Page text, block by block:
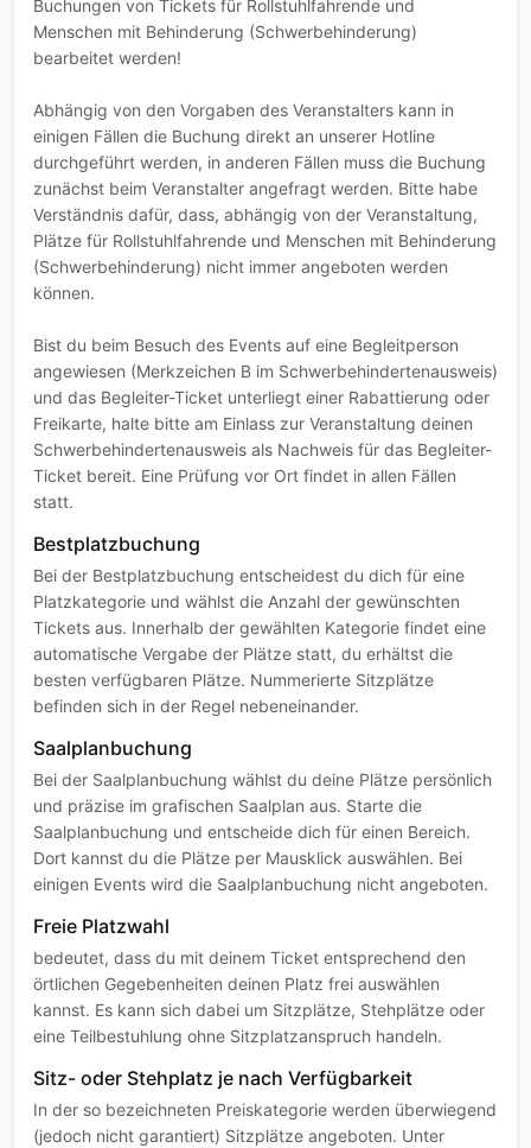
Buchungen von Tickets für Rollstuhlfahrende und
Menschen mit Behinderung (Schwerbehinderung)
bearbeitet werden!
Abhängig von den Vorgaben des Veranstalters kann in
einigen Fällen die Buchung direkt an unserer Hotline
durchgeführt werden, in anderen Fällen muss die Buchung
zunächst beim Veranstalter angefragt werden. Bitte habe
Verständnis dafür, dass, abhängig von der Veranstaltung,
Plätze für Rollstuhlfahrende und Menschen mit Behinderung
(Schwerbehinderung) nicht immer angeboten werden
können.
Bist du beim Besuch des Events auf eine Begleitperson
angewiesen (Merkzeichen B im Schwerbehindertenausweis)
und das Begleiter-Ticket unterliegt einer Rabattierung oder
Freikarte, halte bitte am Einlass zur Veranstaltung deinen
Schwerbehindertenausweis als Nachweis für das Begleiter-
Ticket bereit. Eine Prüfung vor Ort findet in allen Fällen
statt.
Bestplatzbuchung
Bei der Bestplatzbuchung entscheidest du dich für eine
Platzkategorie und wählst die Anzahl der gewünschten
Tickets aus. Innerhalb der gewählten Kategorie findet eine
automatische Vergabe der Plätze statt, du erhältst die
besten verfügbaren Plätze. Nummerierte Sitzplätze
befinden sich in der Regel nebeneinander.
Saalplanbuchung
Bei der Saalplanbuchung wählst du deine Plätze persönlich
und präzise im grafischen Saalplan aus. Starte die
Saalplanbuchung und entscheide dich für einen Bereich.
Dort kannst du die Plätze per Mausklick auswählen. Bei
einigen Events wird die Saalplanbuchung nicht angeboten.
Freie Platzwahl
bedeutet, dass du mit deinem Ticket entsprechend den
örtlichen Gegebenheiten deinen Platz frei auswählen
kannst. Es kann sich dabei um Sitzplätze, Stehplätze oder
eine Teilbestuhlung ohne Sitzplatzanspruch handeln.
Sitz- oder Stehplatz je nach Verfügbarkeit
In der so bezeichneten Preiskategorie werden überwiegend
(jedoch nicht garantiert) Sitzplätze angeboten. Unter